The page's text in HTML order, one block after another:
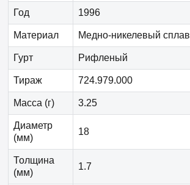
Год 1996
Материал Медно-никелевый сплав
Гурт Рифленый
Тираж 724.979.000
Масса (г) 3.25
Диаметр
(мм)
18
Толщина
(мм)
1.7